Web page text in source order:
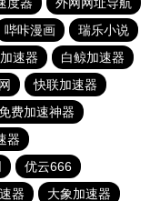
度器
外网网址导航
哔咔漫画
瑞乐小说
速器
白鲸加速器
快联加速器
费加速神器
器
优云666
器 大象加速器